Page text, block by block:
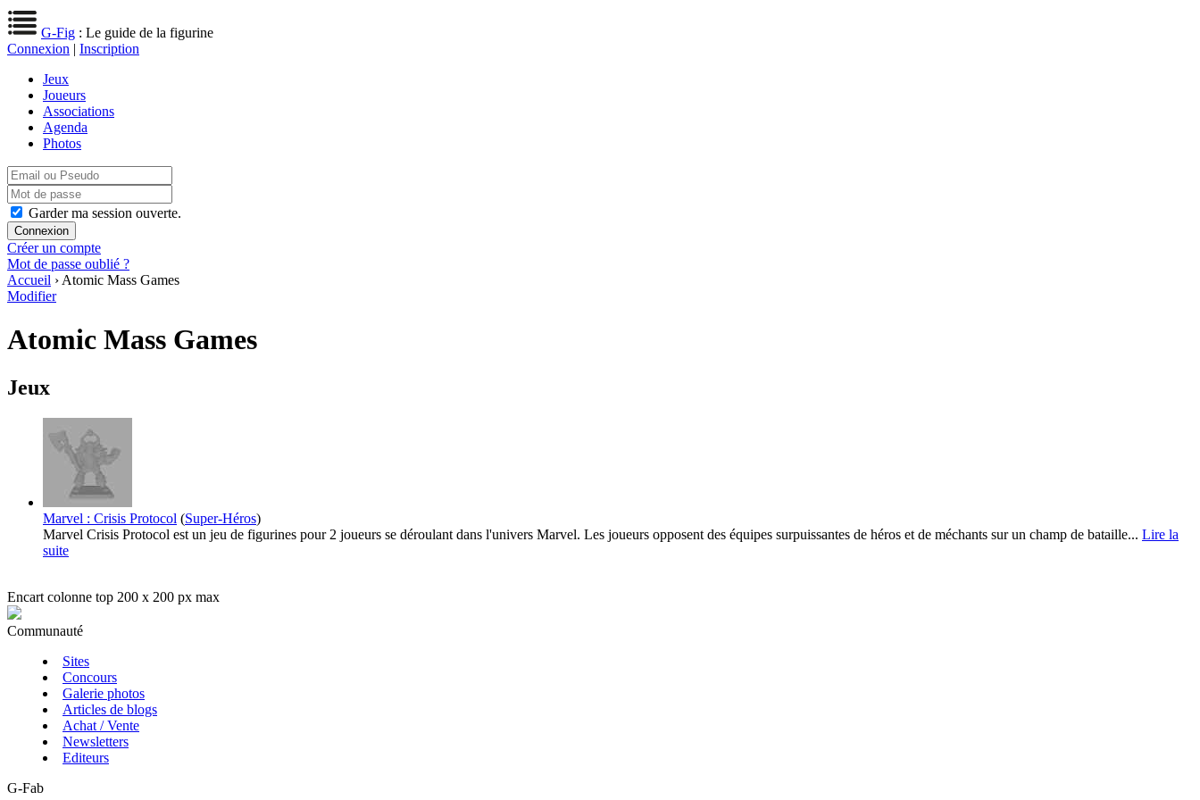
G-Fig : Le guide de la figurine
Connexion | Inscription
Jeux
Joueurs
Associations
Agenda
Photos
Garder ma session ouverte.
Créer un compte
Mot de passe oublié ?
Accueil › Atomic Mass Games
Modifier
Atomic Mass Games
Jeux
Marvel : Crisis Protocol (Super-Héros)
Marvel Crisis Protocol est un jeu de figurines pour 2 joueurs se déroulant dans l'univers Marvel. Les joueurs opposent des équipes surpuissantes de héros et de méchants sur un champ de bataille... Lire la
suite
Encart colonne top 200 x 200 px max
Communauté
Sites
Concours
Galerie photos
Articles de blogs
Achat / Vente
Newsletters
Editeurs
G-Fab